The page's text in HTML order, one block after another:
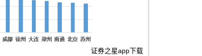
证券之星app下载